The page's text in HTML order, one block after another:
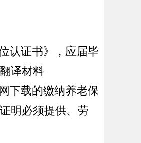
认证书》
，应届毕
译材料
下载的缴纳养老保
证明必须提供、劳